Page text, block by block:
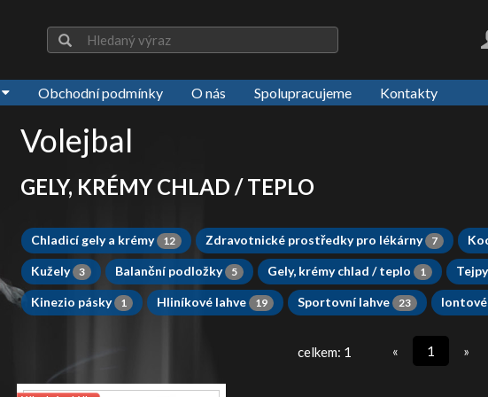
Obchodní podmínky O nás Spolupracujeme
Kontakty
Volejbal
GELY, KRÉMY CHLAD / TEPLO
Chladicí gely a krémy 12 Zdravotnické prostředky pro lékárny 7
Kužely 3 Balanční podložky 5 Gely, krémy chlad / teplo 1
Kinezio pásky 1 Hliníkové lahve 19 Sportovní lahve 23
celkem: 1 « 1 »